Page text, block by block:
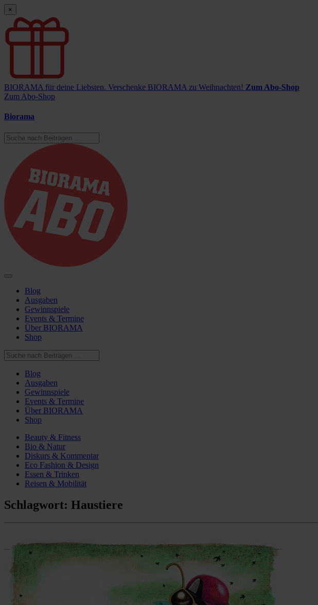
×
BIORAMA für deine Liebsten. Verschenke BIORAMA zu Weihnachten! Zum Abo-Shop
Zum Abo-Shop
Biorama
Blog
Ausgaben
Gewinnspiele
Events & Termine
Über BIORAMA
Shop
Blog
Ausgaben
Gewinnspiele
Events & Termine
Über BIORAMA
Shop
Beauty & Fitness
Bio & Natur
Diskurs & Kommentar
Eco Fashion & Design
Essen & Trinken
Reisen & Mobilität
Schlagwort: Haustiere